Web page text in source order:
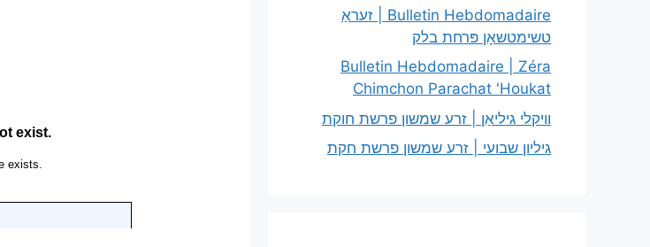
Bulletin Hebdomadaire | זעראַ
טשימטשאָן פּרחת בלק
Bulletin Hebdomadaire | Zéra
Chimchon Parachat 'Houkat
וויקלי גיליאַן | זרע שמשון פרשת חוקת
גיליון שבועי | זרע שמשון פרשת חקת